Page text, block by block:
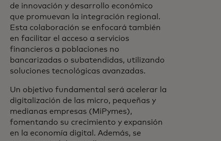
de innovación y desarrollo económico
que promuevan la integración regional.
Esta colaboración se enfocará también
en facilitar el acceso a servicios
financieros a poblaciones no
bancarizadas o subatendidas, utilizando
soluciones tecnológicas avanzadas.
Un objetivo fundamental será acelerar la
digitalización de las micro, pequeñas y
medianas empresas (MiPymes),
fomentando su crecimiento y expansión
en la economía digital. Además, se